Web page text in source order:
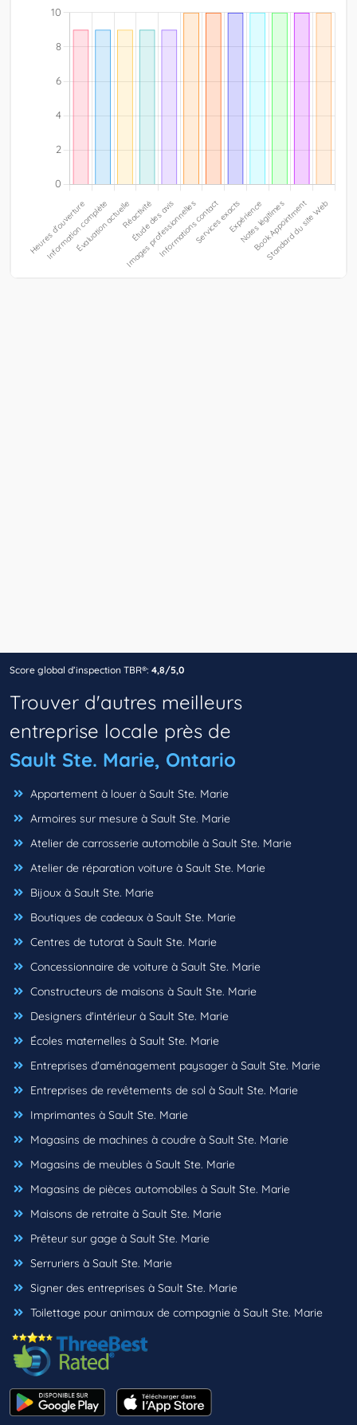
Score global d’inspection TBR®: 4,8/5,0
Trouver d'autres meilleurs
entreprise locale près de
Sault Ste. Marie, Ontario
Appartement à louer à Sault Ste. Marie
Armoires sur mesure à Sault Ste. Marie
Atelier de carrosserie automobile à Sault Ste. Marie
Atelier de réparation voiture à Sault Ste. Marie
Bijoux à Sault Ste. Marie
Boutiques de cadeaux à Sault Ste. Marie
Centres de tutorat à Sault Ste. Marie
Concessionnaire de voiture à Sault Ste. Marie
Constructeurs de maisons à Sault Ste. Marie
Designers d'intérieur à Sault Ste. Marie
Écoles maternelles à Sault Ste. Marie
Entreprises d'aménagement paysager à Sault Ste. Marie
Entreprises de revêtements de sol à Sault Ste. Marie
Imprimantes à Sault Ste. Marie
Magasins de machines à coudre à Sault Ste. Marie
Magasins de meubles à Sault Ste. Marie
Magasins de pièces automobiles à Sault Ste. Marie
Maisons de retraite à Sault Ste. Marie
Prêteur sur gage à Sault Ste. Marie
Serruriers à Sault Ste. Marie
Signer des entreprises à Sault Ste. Marie
Toilettage pour animaux de compagnie à Sault Ste. Marie